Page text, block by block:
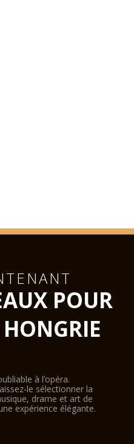
POUR
à l’opéra.
le sélectionner la
drame et art de
expérience élégante.